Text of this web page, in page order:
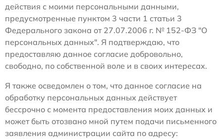
действия с моими персональными данными,
предусмотренные пунктом 3 части 1 статьи 3
Федерального закона от 27.07.2006 г. № 152-ФЗ "О
персональных данных". Я подтверждаю, что
предоставляю данное согласие добровольно,
свободно, по собственной воле и в своих интересах.
Я также осведомлен о том, что данное согласие на
обработку персональных данных действует
бессрочно с момента предоставления моих данных и
может быть отозвано мной путем подачи письменного
заявления администрации сайта по адресу: